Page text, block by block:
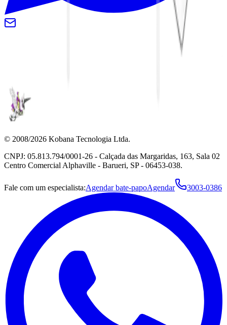
© 2008/2026 Kobana Tecnologia Ltda.
CNPJ: 05.813.794/0001-26 - Calçada das Margaridas, 163, Sala 02
Centro Comercial Alphaville - Barueri, SP - 06453-038.
Fale com um especialista:Agendar bate-papoAgendar 3003-0386